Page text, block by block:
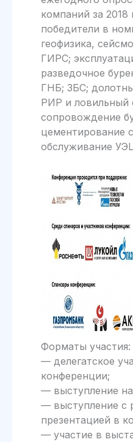
компаний за
победители в
геофизика,
ГИРС;
разведочное
ГНБ; ЗБС;
РИР и ловильный
сопровождение
цементирование
обслуживание
Форматы участия:
— делегатское
конференции;
— выступление
— выступление с
презентацией в
— участие в